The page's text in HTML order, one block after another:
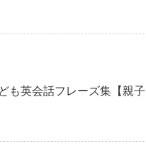
も英会話フレーズ集【親